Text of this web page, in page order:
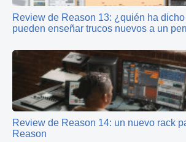
Review de Reason 13: ¿quién ha
pueden enseñar trucos nuevos a un
Review de Reason 14: un nuevo rack
Reason